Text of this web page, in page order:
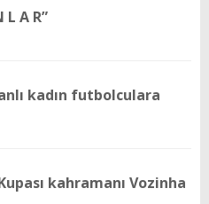
L A R”
kadın futbolculara
kahramanı Vozinha